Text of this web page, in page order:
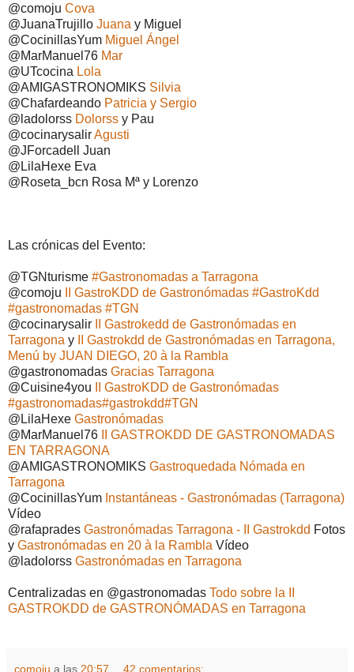
@comoju Cova
@JuanaTrujillo Juana y Miguel
@CocinillasYum Miguel Ángel
@MarManuel76 Mar
@UTcocina Lola
@AMIGASTRONOMIKS Silvia
@Chafardeando Patricia y Sergio
@ladolorss Dolorss y Pau
@cocinarysalirAgusti
@JForcadell Juan
@LilaHexe Eva
@Roseta_bcn Rosa Mª y Lorenzo
Las crónicas del Evento:
@TGNturisme #Gastronomadas a Tarragona
@comoju
II GastroKDD de Gastronómadas #GastroKdd
#gastronomadas #TGN
@cocinarysalir
II Gastrokedd de Gastronómadas en
Tarragona y
II Gastrokdd de Gastronómadas en Tarragona,
Menú by JUAN DIEGO, 20 à la Rambla
@gastronomadas Gracias Tarragona
@Cuisine4you
II GastroKDD de Gastronómadas
#gastronomadas#gastrokdd#TGN
@LilaHexe Gastronómadas
@MarManuel76
II GASTROKDD DE GASTRONOMADAS
EN TARRAGONA
@AMIGASTRONOMIKS Gastroquedada Nómada en
Tarragona
@CocinillasYum Instantáneas - Gastronómadas (Tarragona)
Vídeo
@rafaprades Gastronómadas Tarragona - II Gastrokdd Fotos
y Gastronómadas en 20 à la Rambla Vídeo
@ladolorss Gastronómadas en Tarragona
Centralizadas en @gastronomadas Todo sobre la II
GASTROKDD de GASTRONÓMADAS en Tarragona
comoju a las 20:57 42 comentarios: